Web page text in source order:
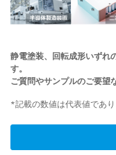
静電塗装、回転成形いずれ
す。
ご質問やサンプルのご要望
*記載の数値は代表値であ